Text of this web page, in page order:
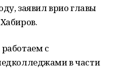
заявил врио главы
с
в части